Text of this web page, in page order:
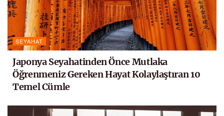
SEYAHAT
Japonya Seyahatinden Önce Mutlaka
Öğrenmeniz Gereken Hayat Kolaylaştıran 10
Temel Cümle